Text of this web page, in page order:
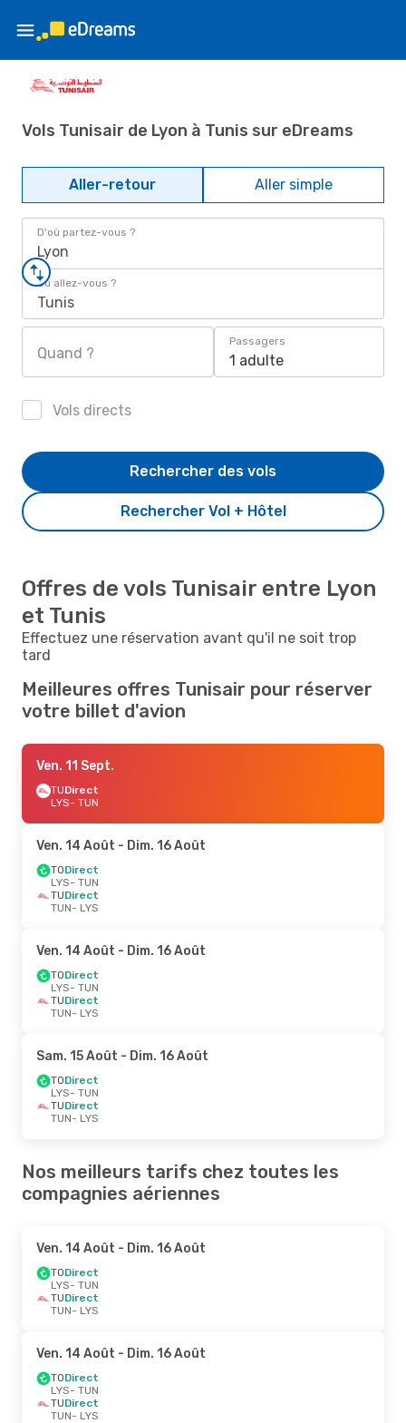
Vols Tunisair de Lyon à Tunis sur eDreams
Aller-retour Aller simple
D'où partez-vous ?
Lyon
Où allez-vous ?
Tunis
Quand ?
Passagers
1 adulte
Vols directs
Rechercher Vol + Hôtel
Rechercher des vols
Offres de vols Tunisair entre Lyon
et Tunis
Effectuez une réservation avant qu'il ne soit trop
tard
Meilleures offres Tunisair pour réserver
votre billet d'avion
Ven. 11 Sept.
TUDirect
LYS- TUN
Ven. 14 Août - Dim. 16 Août
TODirect
LYS- TUN
TUDirect
TUN- LYS
Ven. 14 Août - Dim. 16 Août
TODirect
LYS- TUN
TUDirect
TUN- LYS
Sam. 15 Août - Dim. 16 Août
TODirect
LYS- TUN
TUDirect
TUN- LYS
Nos meilleurs tarifs chez toutes les
compagnies aériennes
Ven. 14 Août - Dim. 16 Août
TODirect
LYS- TUN
TUDirect
TUN- LYS
Ven. 14 Août - Dim. 16 Août
TODirect
LYS- TUN
TUDirect
TUN- LYS